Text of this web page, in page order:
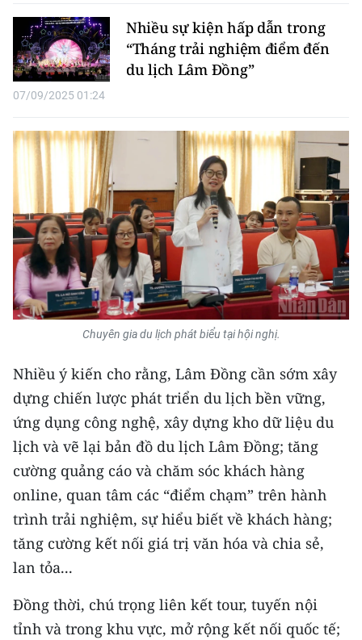
VỀ BÁO NHÂN DÂN
THỜI NAY
NHÂN DÂN HẰNG THÁNG
MUA BÁO
ĐỌC BÁO IN
ENGLISH
FRANÇAIS
РУССКИЙ
ESPAÑOL
한국어
Nhiều sự kiện hấp dẫn trong
“Tháng trải nghiệm điểm đến
du lịch Lâm Đồng”
07/09/2025 01:24
Chuyên gia du lịch phát biểu tại hội nghị.
Nhiều ý kiến cho rằng, Lâm Đồng cần sớm xây
dựng chiến lược phát triển du lịch bền vững,
ứng dụng công nghệ, xây dựng kho dữ liệu du
lịch và vẽ lại bản đồ du lịch Lâm Đồng; tăng
cường quảng cáo và chăm sóc khách hàng
online, quan tâm các “điểm chạm” trên hành
trình trải nghiệm, sự hiểu biết về khách hàng;
tăng cường kết nối giá trị văn hóa và chia sẻ,
lan tỏa...
Đồng thời, chú trọng liên kết tour, tuyến nội
tỉnh và trong khu vực, mở rộng kết nối quốc tế;